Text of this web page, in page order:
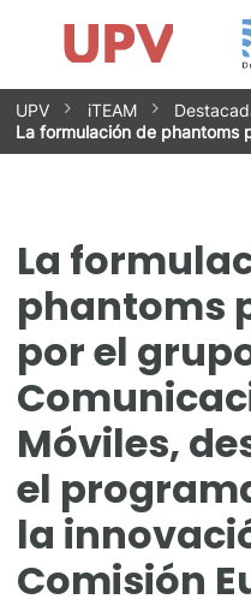
Saltar
contenido
Impacto
Grupos de
Instalaciones
Spin-offs
Contacto
Prácticas
Noticias
Unidad de Igualdad
UPV iTEAM
La formulación de
La
phantoms
por el
Móviles,
el
la
Comisión